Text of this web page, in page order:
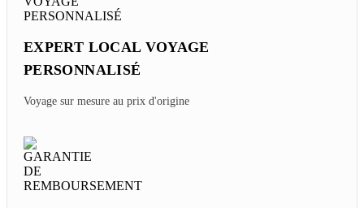
EXPERT LOCAL VOYAGE
PERSONNALISÉ
Voyage sur mesure au prix d'origine